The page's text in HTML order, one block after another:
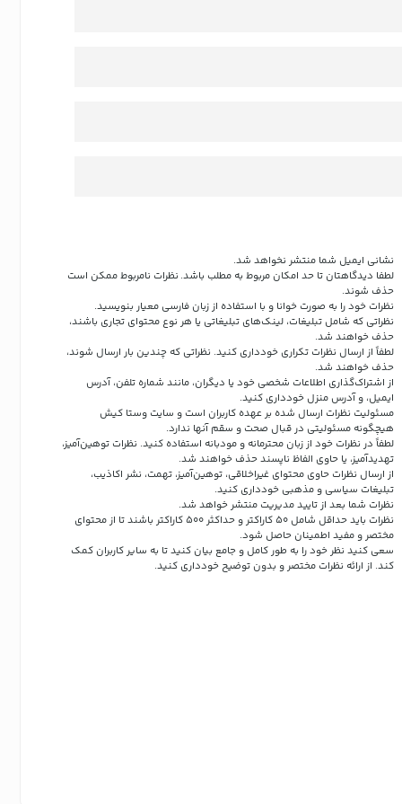
نشانی ایمیل شما منتشر نخواهد شد.
لطفا دیدگاهتان تا حد امکان مربوط به مطلب باشد. نظرات نامربوط ممکن است
حذف شوند.
نظرات خود را به صورت خوانا و با استفاده از زبان فارسی معیار بنویسید.
نظراتی که شامل تبلیغات، لینک‌های تبلیغاتی یا هر نوع محتوای تجاری باشند،
حذف خواهند شد.
لطفاً از ارسال نظرات تکراری خودداری کنید. نظراتی که چندین بار ارسال شوند،
حذف خواهند شد.
از اشتراک‌گذاری اطلاعات شخصی خود یا دیگران، مانند شماره تلفن، آدرس
ایمیل، و آدرس منزل خودداری کنید.
مسئولیت نظرات ارسال شده بر عهده کاربران است و سایت وستا کیش
هیچگونه مسئولیتی در قبال صحت و سقم آنها ندارد.
لطفاً در نظرات خود از زبان محترمانه و مودبانه استفاده کنید. نظرات توهین‌آمیز،
تهدیدآمیز، یا حاوی الفاظ ناپسند حذف خواهند شد.
از ارسال نظرات حاوی محتوای غیراخلاقی، توهین‌آمیز، تهمت، نشر اکاذیب،
تبلیغات سیاسی و مذهبی خودداری کنید.
نظرات شما بعد از تایید مدیریت منتشر خواهد شد.
نظرات باید حداقل شامل 50 کاراکتر و حداکثر 500 کاراکتر باشند تا از محتوای
مختصر و مفید اطمینان حاصل شود.
سعی کنید نظر خود را به طور کامل و جامع بیان کنید تا به سایر کاربران کمک
کند. از ارائه نظرات مختصر و بدون توضیح خودداری کنید.